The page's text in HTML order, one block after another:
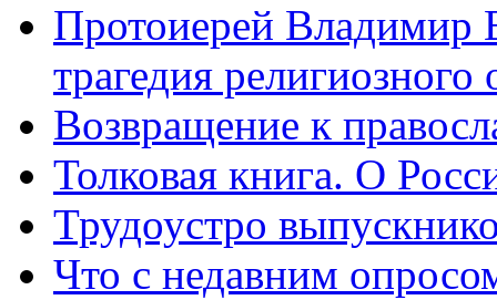
Протоиерей Владимир
трагедия
Возвращение к
Толковая книга. О
Трудоустро
Что с недавним